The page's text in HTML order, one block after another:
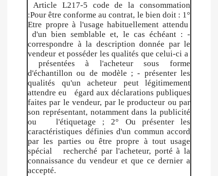
Article L217-5 code de la consommation
:Pour être conforme au contrat, le bien doit : 1°
Etre propre à l'usage habituellement attendu
d'un bien semblable et, le cas échéant : -
correspondre à la description donnée par le
vendeur et posséder les qualités que celui-ci a
présentées à l'acheteur sous forme
d'échantillon ou de modèle ; - présenter les
qualités qu'un acheteur peut légitimement
attendre eu égard aux déclarations publiques
faites par le vendeur, par le producteur ou par
son représentant, notamment dans la publicité
ou l'étiquetage ; 2° Ou présenter les
caractéristiques définies d'un commun accord
par les parties ou être propre à tout usage
spécial recherché par l'acheteur, porté à la
connaissance du vendeur et que ce dernier a
accepté.